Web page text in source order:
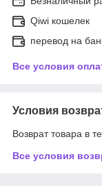
Qiwi кошелек
перевод на
Все условия
Условия
Возврат товара в
Все условия